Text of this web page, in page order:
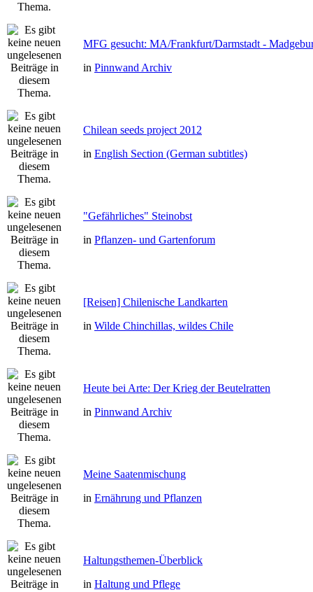
MFG gesucht: MA/Frankfurt/Darmstadt -
in Pinnwand Archiv
Chilean seeds project 2012
in English Section (German subtitles)
"Gefährliches" Steinobst
in Pflanzen- und Gartenforum
[Reisen] Chilenische Landkarten
in Wilde Chinchillas, wildes Chile
Heute bei Arte: Der Krieg der Beutelratten
in Pinnwand Archiv
Meine Saatenmischung
in Ernährung und Pflanzen
Haltungsthemen-Überblick
in Haltung und Pflege